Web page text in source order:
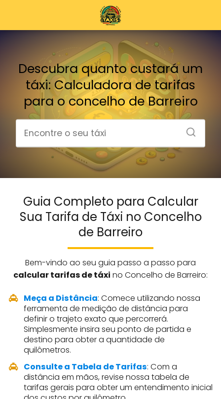
Descubra quanto custará um
táxi: Calculadora de tarifas
para o concelho de Barreiro
Guia Completo para Calcular
Sua Tarifa de Táxi no Concelho
de Barreiro
Bem-vindo ao seu guia passo a passo para
calcular tarifas de táxi no Concelho de Barreiro:
Meça a Distância: Comece utilizando nossa
ferramenta de medição de distância para
definir o trajeto exato que percorrerá.
Simplesmente insira seu ponto de partida e
destino para obter a quantidade de
quilômetros.
Consulte a Tabela de Tarifas: Com a
distância em mãos, revise nossa tabela de
tarifas gerais para obter um entendimento inicial